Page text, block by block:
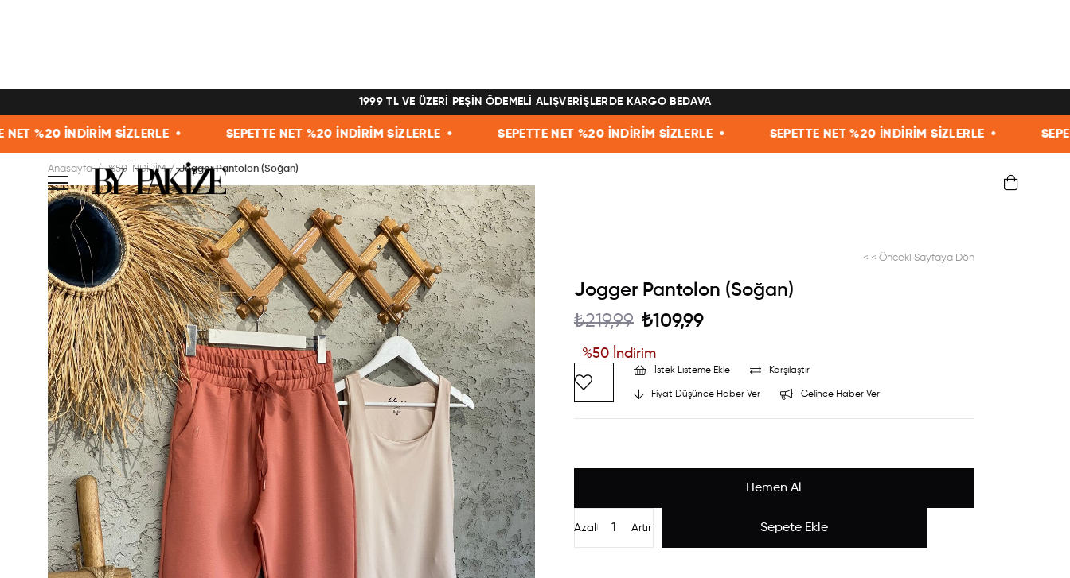
1999 TL VE ÜZERİ PEŞİN ÖDEMELİ ALIŞVERİŞLERDE KARGO BEDAVA
SİZLERLE • SEPETTE NET %20 İNDİRİM SİZLERLE • SEPETTE NET %20 İNDİRİM SİZLERLE • SEPETTE NET %20 İNDİRİM SİZLERLE • SEPETTE NET %20
Anasayfa %50 İNDİRİM Jogger Pantolon (Soğan)
< < Önceki Sayfaya Dön
Jogger Pantolon (Soğan)
₺219,99 ₺109,99
%50İndirim
İstek Listeme Ekle Karşılaştır
Fiyat Düşünce Haber Ver Gelince Haber Ver
Artır
Azalt